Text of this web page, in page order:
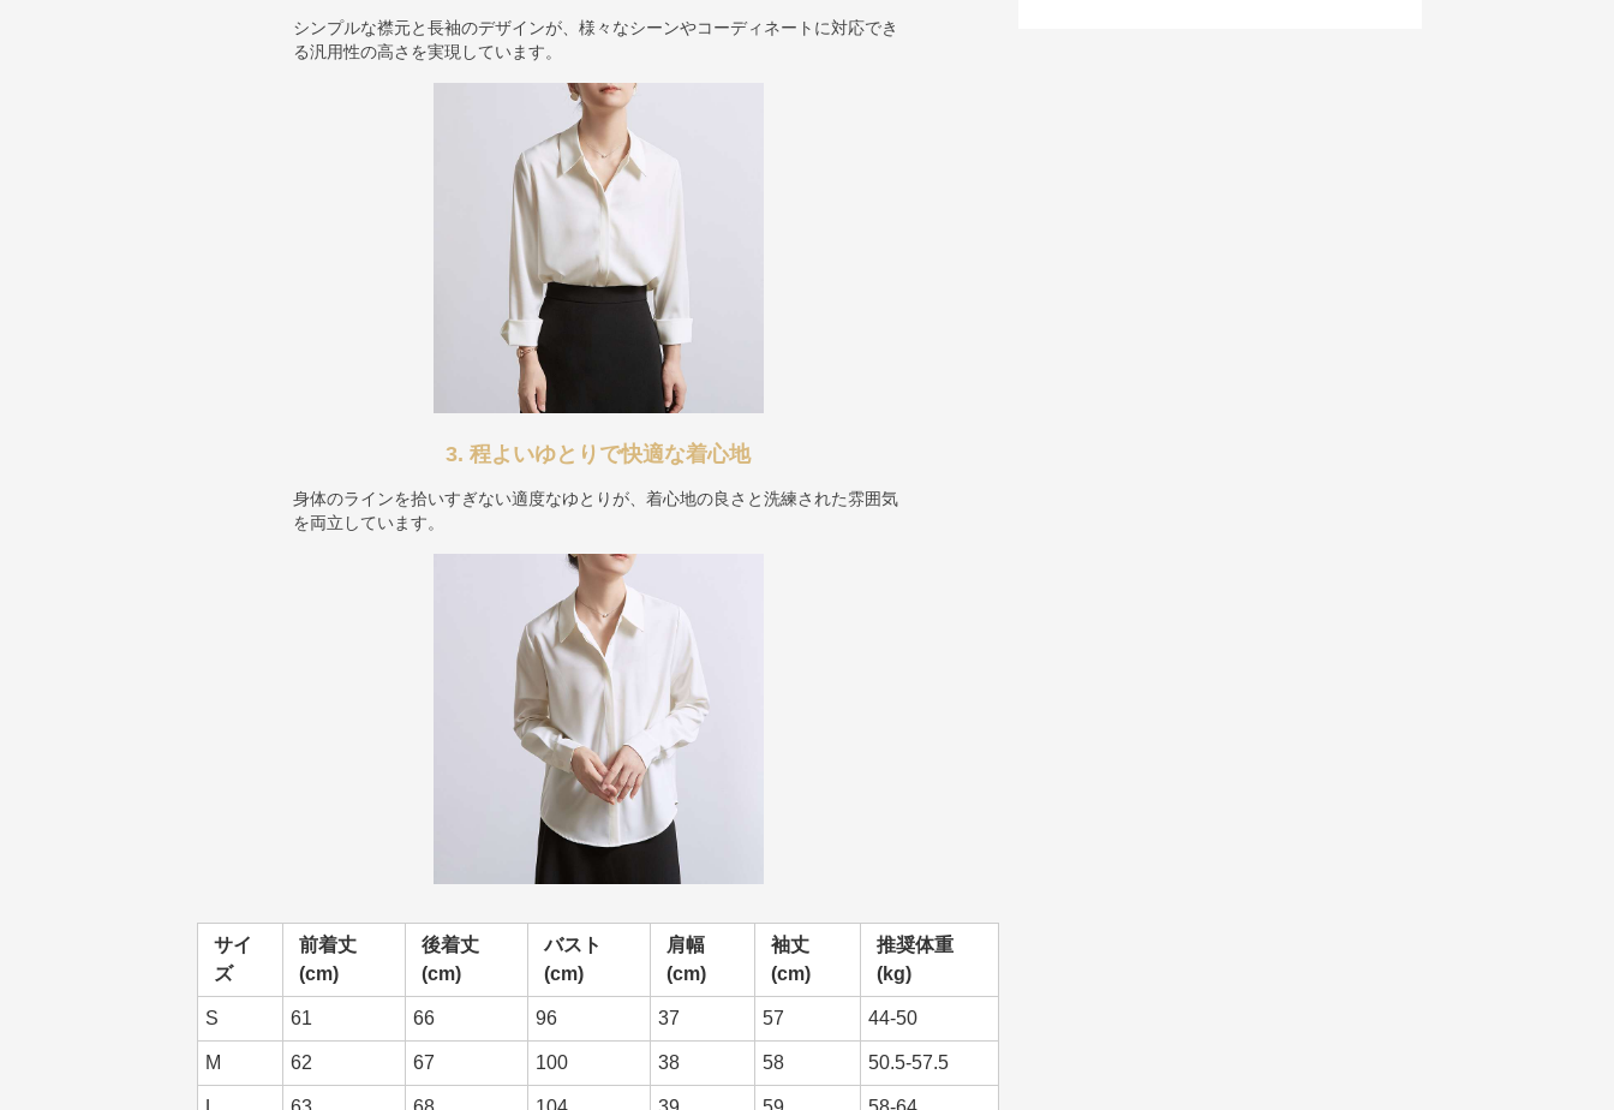
シンプルな襟元と長袖のデザインが、様々なシーンやコーディネートに対応でき
る汎用性の高さを実現しています。
3. 程よいゆとりで快適な着心地
身体のラインを拾いすぎない適度なゆとりが、着心地の良さと洗練された雰囲気
を両立しています。
サイ
ズ
前着丈
(cm)
後着丈
(cm)
バスト
(cm)
肩幅
(cm)
袖丈
(cm)
推奨体重
(kg)
S 61 66 96 37 57 44-50
M 62 67 100 38 58 50.5-57.5